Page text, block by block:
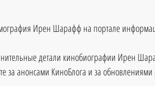
Ирен Шарафф на портале
детали кинобиографии Ирен
за анонсами КиноБлога и за